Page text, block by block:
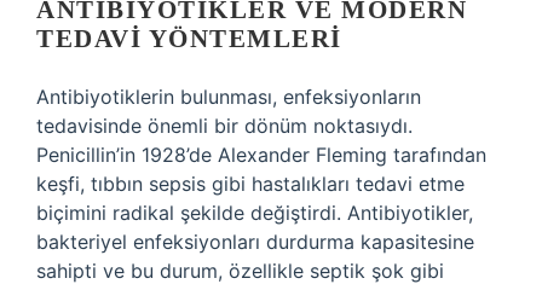
ANTIBIYOTIKLER VE MODERN
TEDAVI YÖNTEMLERI
Antibiyotiklerin bulunması, enfeksiyonların
tedavisinde önemli bir dönüm noktasıydı.
Penicillin’in 1928’de Alexander Fleming tarafından
keşfi, tıbbın sepsis gibi hastalıkları tedavi etme
biçimini radikal şekilde değiştirdi. Antibiyotikler,
bakteriyel enfeksiyonları durdurma kapasitesine
sahipti ve bu durum, özellikle septik şok gibi